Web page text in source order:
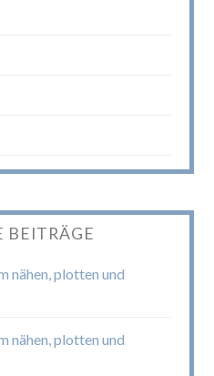
BEITRÄGE
nähen, plotten und
nähen, plotten und